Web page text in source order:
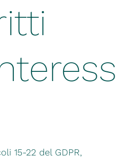
15-22 del GDPR,